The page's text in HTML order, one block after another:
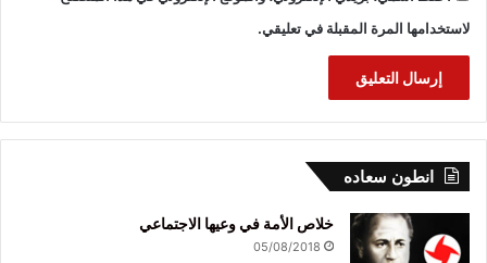
لاستخدامها المرة المقبلة في تعليقي.
انطون سعاده
خلاص الأمة في وعيها الاجتماعي
05/08/2018